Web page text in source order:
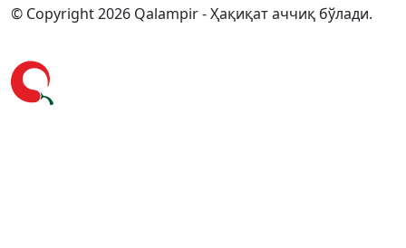
© Copyright 2026 Qalampir - Ҳақиқат аччиқ бўлади.